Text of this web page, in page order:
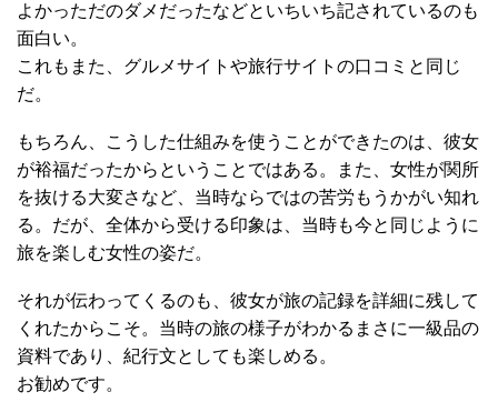
よかっただのダメだったなどといちいち記されているのも
面白い。
これもまた、グルメサイトや旅行サイトの口コミと同じ
だ。
もちろん、こうした仕組みを使うことができたのは、彼女
が裕福だったからということではある。また、女性が関所
を抜ける大変さなど、当時ならではの苦労もうかがい知れ
る。だが、全体から受ける印象は、当時も今と同じように
旅を楽しむ女性の姿だ。
それが伝わってくるのも、彼女が旅の記録を詳細に残して
くれたからこそ。当時の旅の様子がわかるまさに一級品の
資料であり、紀行文としても楽しめる。
お勧めです。